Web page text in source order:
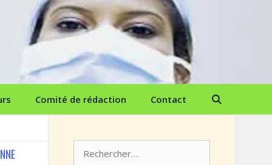
Comité de rédaction Contact